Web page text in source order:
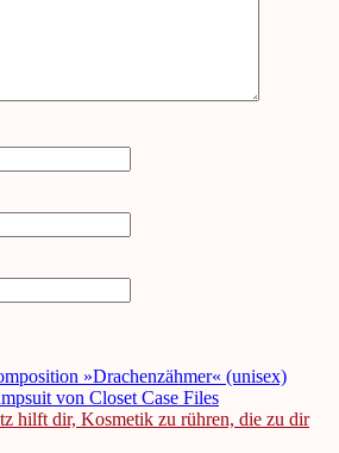
»Drachenzähmer« (unisex)
von Closet Case Files